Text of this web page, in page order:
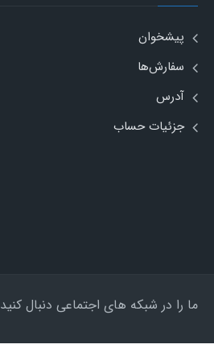
پیشخوان
سفارش‌ها
آدرس
جزئیات حساب
ما را در شبکه های اجتماعی دنبال کنید